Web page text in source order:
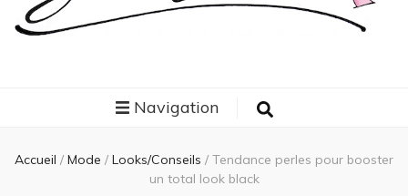
Navigation
Accueil / Mode / Looks/Conseils / Tendance perles pour booster
un total look black